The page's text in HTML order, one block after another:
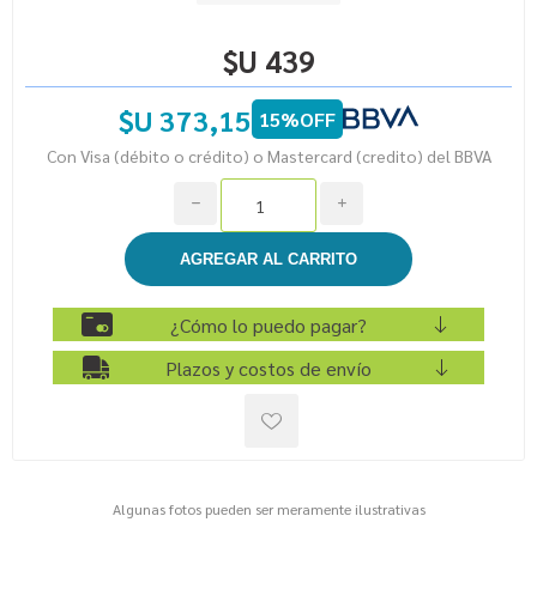
$U 439
$U 373,15 15%OFF
Con Visa (débito o crédito) o Mastercard (credito) del BBVA
i
h
¿Cómo lo puedo pagar?
Plazos y costos de envío
Algunas fotos pueden ser meramente ilustrativas